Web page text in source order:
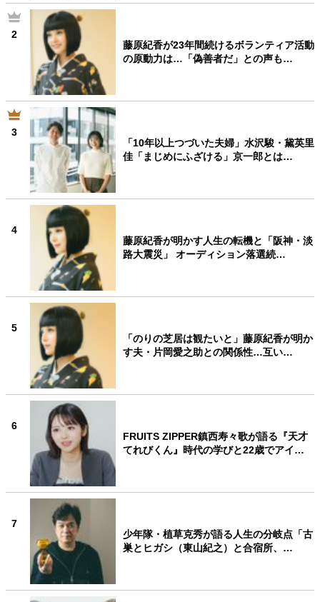
2
藤原紀香が23年間続けるボランティア活動
の原動力は…「偽善者だ」との声も…
3
「10年以上つづいた夫婦」水沢駿・黛英里
佳「まじめにふざける」京一郎とは…
4
藤原紀香が明かす人生の転機と「阪神・淡
路大震災」 オーディション落選続…
5
「のりの芝居は観たいと」藤原紀香が明か
す夫・片岡愛之助との関係性…互い…
6
FRUITS ZIPPER鎮西寿々歌が語る『天才
てれびくん』時代の学びと22歳でアイ…
7
少年隊・植草克秀が語る人生の分岐点「古
巣とヒガシ（東山紀之）と合宿所、…